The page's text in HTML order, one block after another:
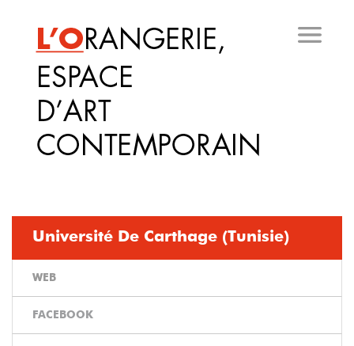
principal
Université De Carthage (Tunisie)
WEB
FACEBOOK